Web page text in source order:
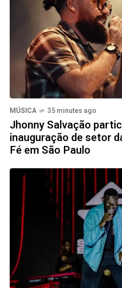
MÚSICA 35 minutes ago
Jhonny Salvação
inauguração de setor
Fé em São Paulo